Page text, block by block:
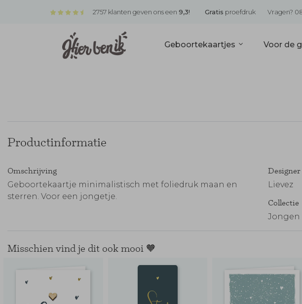
2757 klanten geven ons een 9,3! Gratis proefdruk Vragen?
Geboortekaartjes Voor de
Productinformatie
Omschrijving
Geboortekaartje minimalistisch met foliedruk maan en
sterren. Voor een jongetje.
Designer
Lievez
Collectie
Jongen
Misschien vind je dit ook mooi 🧡